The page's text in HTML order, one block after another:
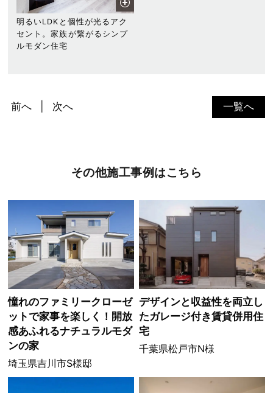
明るいLDKと個性が光るアク
セント。家族が繋がるシンプ
ルモダン住宅
一覧へ
前へ 次へ
その他施工事例はこちら
憧れのファミリークローゼ
ットで家事を楽しく！開放
感あふれるナチュラルモダ
ンの家
埼玉県吉川市S様邸
デザインと収益性を両立し
たガレージ付き賃貸併用住
宅
千葉県松戸市N様